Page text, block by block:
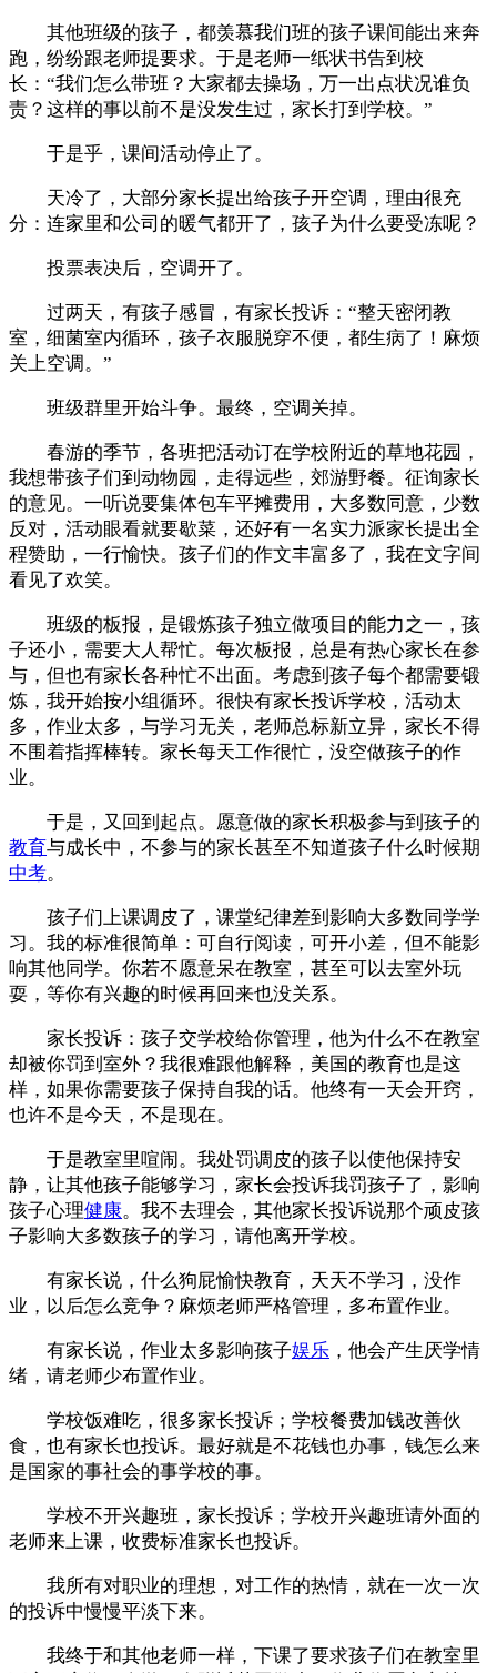
其他班级的孩子，都羡慕我们班的孩子课间能出来奔
跑，纷纷跟老师提要求。于是老师一纸状书告到校
长：“我们怎么带班？大家都去操场，万一出点状况谁负
责？这样的事以前不是没发生过，家长打到学校。”
于是乎，课间活动停止了。
天冷了，大部分家长提出给孩子开空调，理由很充
分：连家里和公司的暖气都开了，孩子为什么要受冻呢？
投票表决后，空调开了。
过两天，有孩子感冒，有家长投诉：“整天密闭教
室，细菌室内循环，孩子衣服脱穿不便，都生病了！麻烦
关上空调。”
班级群里开始斗争。最终，空调关掉。
春游的季节，各班把活动订在学校附近的草地花园，
我想带孩子们到动物园，走得远些，郊游野餐。征询家长
的意见。一听说要集体包车平摊费用，大多数同意，少数
反对，活动眼看就要歇菜，还好有一名实力派家长提出全
程赞助，一行愉快。孩子们的作文丰富多了，我在文字间
看见了欢笑。
班级的板报，是锻炼孩子独立做项目的能力之一，孩
子还小，需要大人帮忙。每次板报，总是有热心家长在参
与，但也有家长各种忙不出面。考虑到孩子每个都需要锻
炼，我开始按小组循环。很快有家长投诉学校，活动太
多，作业太多，与学习无关，老师总标新立异，家长不得
不围着指挥棒转。家长每天工作很忙，没空做孩子的作
业。
于是，又回到起点。愿意做的家长积极参与到孩子的
教育与成长中，不参与的家长甚至不知道孩子什么时候期
中考。
孩子们上课调皮了，课堂纪律差到影响大多数同学学
习。我的标准很简单：可自行阅读，可开小差，但不能影
响其他同学。你若不愿意呆在教室，甚至可以去室外玩
耍，等你有兴趣的时候再回来也没关系。
家长投诉：孩子交学校给你管理，他为什么不在教室
却被你罚到室外？我很难跟他解释，美国的教育也是这
样，如果你需要孩子保持自我的话。他终有一天会开窍，
也许不是今天，不是现在。
于是教室里喧闹。我处罚调皮的孩子以使他保持安
静，让其他孩子能够学习，家长会投诉我罚孩子了，影响
孩子心理健康。我不去理会，其他家长投诉说那个顽皮孩
子影响大多数孩子的学习，请他离开学校。
有家长说，什么狗屁愉快教育，天天不学习，没作
业，以后怎么竞争？麻烦老师严格管理，多布置作业。
有家长说，作业太多影响孩子娱乐 ，他会产生厌学情
绪，请老师少布置作业。
学校饭难吃，很多家长投诉；学校餐费加钱改善伙
食，也有家长也投诉。最好就是不花钱也办事，钱怎么来
是国家的事社会的事学校的事。
学校不开兴趣班，家长投诉；学校开兴趣班请外面的
老师来上课，收费标准家长也投诉。
我所有对职业的理想，对工作的热情，就在一次一次
的投诉中慢慢平淡下来。
我终于和其他老师一样，下课了要求孩子们在教室里